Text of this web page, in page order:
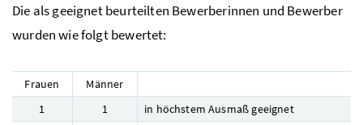
Die als geeignet beurteilten Bewerberinnen und Bewerber
wurden wie folgt bewertet:
Frauen
Männer
1
1
in höchstem Ausmaß geeignet